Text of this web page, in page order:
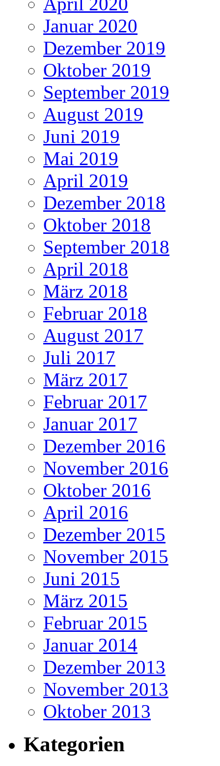
Januar 2020
Dezember 2019
Oktober 2019
September 2019
August 2019
Juni 2019
Mai 2019
April 2019
Dezember 2018
Oktober 2018
September 2018
April 2018
März 2018
Februar 2018
August 2017
Juli 2017
März 2017
Februar 2017
Januar 2017
Dezember 2016
November 2016
Oktober 2016
April 2016
Dezember 2015
November 2015
Juni 2015
März 2015
Februar 2015
Januar 2014
Dezember 2013
November 2013
Oktober 2013
Kategorien